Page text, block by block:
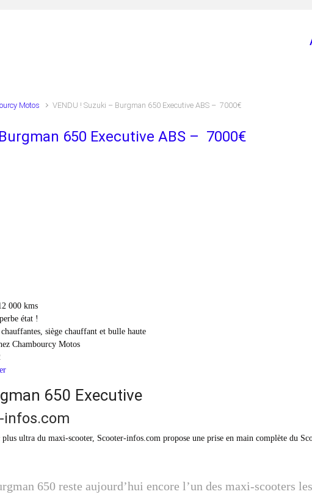
Motos VENDU ! Suzuki – Burgman 650 Executive ABS – 7000€
650 Executive ABS – 7000€
000 kms
état !
siège chauffant et bulle haute
Chambourcy Motos
650 Executive
infos.com
ultra du maxi-scooter, Scooter-infos.com propose une prise en main complète du
650 reste aujourd’hui encore l’un des maxi-scooters